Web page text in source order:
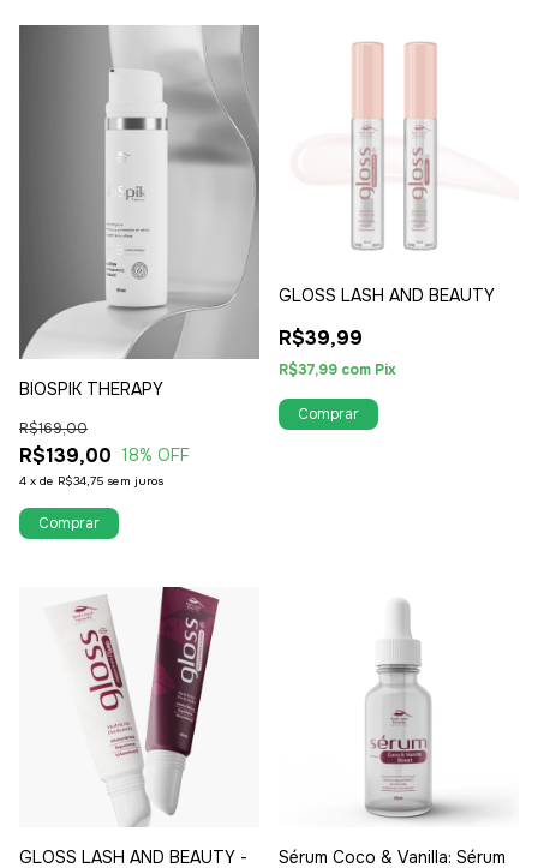
BIOSPIK THERAPY
R$139,00
R$169,00
18% OFF
4 x de R$34,75 sem juros
GLOSS LASH AND BEAUTY
R$39,99
R$37,99 com Pix
Comprar
GLOSS LASH AND BEAUTY -
Sérum Coco & Vanilla: Sérum